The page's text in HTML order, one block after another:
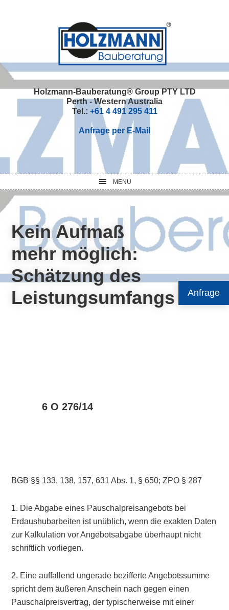
Anfrage
Holzmann-Bauberatung® Group PTY LTD
Perth - Western Australia
Tel.: +61 4 491 295 411
Anfrage per E-Mail
MENU
Kein Aufmaß
mehr möglich:
Schätzung des
Leistungsumfangs
6 O 276/14
BGB §§ 133, 138, 157, 631 Abs. 1, § 650; ZPO § 287
1. Die Abgabe eines Pauschalpreisangebots bei
Erdaushubarbeiten ist unüblich, wenn die exakten Daten
zur Kalkulation vor Angebotsabgabe überhaupt nicht
schriftlich vorliegen.
2. Eine auffallend ungerade bezifferte Angebotssumme
spricht dem äußeren Anschein nach gegen einen
Pauschalpreisvertrag, der typischerweise mit einer